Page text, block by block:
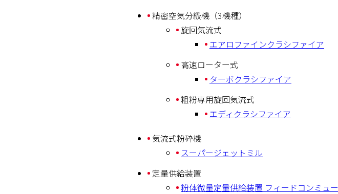
精密空気分級機（3機種）
旋回気流式
エアロファインクラシファイア
高速ローター式
ターボクラシファイア
粗粉専用旋回気流式
エディクラシファイア
気流式粉砕機
スーパージェットミル
定量供給装置
粉体微量定量供給装置 フィードコンミュー